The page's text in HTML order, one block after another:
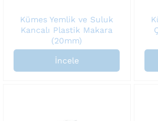
Kümes Yemlik ve Suluk
Kancalı Plastik Makara
(20mm)
İncele